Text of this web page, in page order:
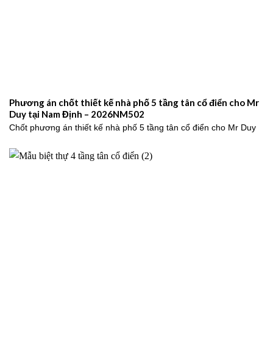
Phương án chốt thiết kế nhà phố 5 tầng tân cổ điển cho Mr
Duy tại Nam Định – 2026NM502
Chốt phương án thiết kế nhà phố 5 tầng tân cổ điển cho Mr Duy